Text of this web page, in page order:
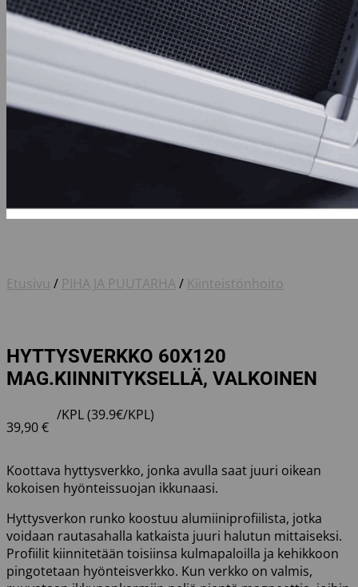
Etusivu / PIHA JA PUUTARHA/ Kiinteistönhoito
HYTTYSVERKKO 60X120
MAG.KIINNITYKSELLÄ, VALKOINEN
39,90€
/KPL (39.9€/KPL)
Koottava hyttysverkko, jonka avulla saat juuri oikean
kokoisen hyönteissuojan ikkunaasi.
Hyttysverkon runko koostuu alumiiniprofiilista, jotka
voidaan rautasahalla katkaista juuri halutun mittaiseksi.
Profiilit kiinnitetään toisiinsa kulmapaloilla ja kehikkoon
pingotetaan hyönteisverkko. Kun verkko on valmis,